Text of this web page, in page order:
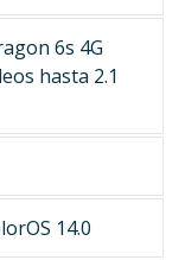
6s 4G
hasta 2.1
14.0